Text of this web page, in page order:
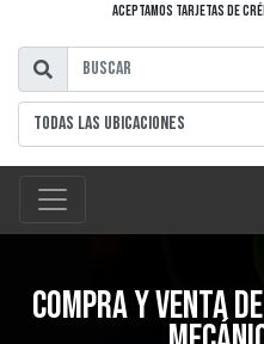
Aceptamos tarjetas de
Compra y venta